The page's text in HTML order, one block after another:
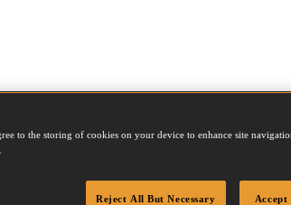
to the storing of cookies on your device to enhance site
Reject All But Necessary Accept